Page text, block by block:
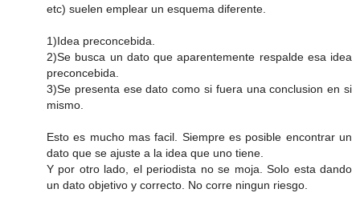
etc) suelen emplear un esquema diferente.
1)Idea preconcebida.
2)Se busca un dato que aparentemente respalde esa idea
preconcebida.
3)Se presenta ese dato como si fuera una conclusion en si
mismo.
Esto es mucho mas facil. Siempre es posible encontrar un
dato que se ajuste a la idea que uno tiene.
Y por otro lado, el periodista no se moja. Solo esta dando
un dato objetivo y correcto. No corre ningun riesgo.